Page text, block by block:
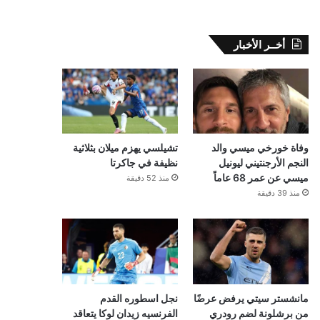
أخــر الأخبار
وفاة خورخي ميسي والد
النجم الأرجنتيني ليونيل
ميسي عن عمر 68 عاماً
منذ 39 دقيقة
تشيلسي يهزم ميلان بثلاثية
نظيفة في جاكرتا
منذ 52 دقيقة
مانشستر سيتي يرفض عرضًا
من برشلونة لضم رودري
نجل اسطوره القدم
الفرنسيه زيدان لوكا يتعاقد